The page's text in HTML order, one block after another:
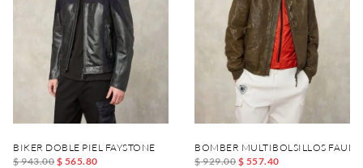
BIKER DOBLE PIEL FAYSTONE
$ 943.00 $ 565.80
BOMBER MULTIBOLSILLOS
$ 929.00 $ 557.40